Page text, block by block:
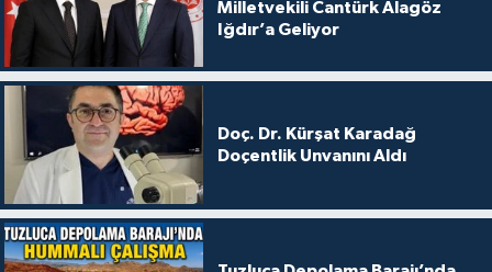
Milletvekili Cantürk Alagöz
Iğdır’a Geliyor
Doç. Dr. Kürşat Karadağ
Doçentlik Unvanını Aldı